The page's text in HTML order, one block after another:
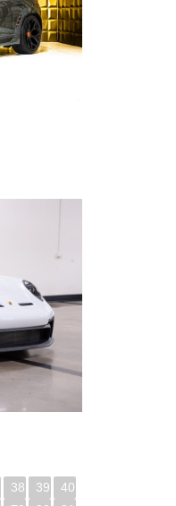
38 39
40